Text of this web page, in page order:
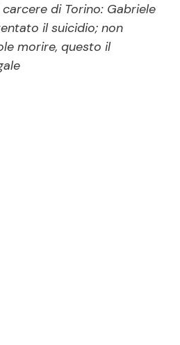
Reality e Talent
Soap Opera
di Torino: Gabriele
il suicidio; non
morire, questo il